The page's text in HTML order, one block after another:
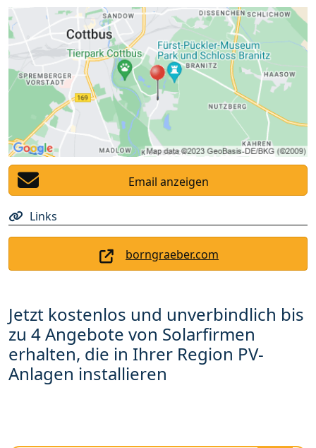
Email anzeigen
Links
borngraeber.com
Jetzt kostenlos und unverbindlich bis
zu 4 Angebote von Solarfirmen
erhalten, die in Ihrer Region PV-
Anlagen installieren